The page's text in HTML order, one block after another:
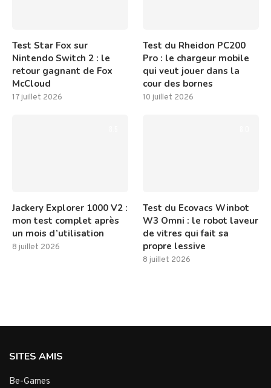
Test Star Fox sur
Nintendo Switch 2 : le
retour gagnant de Fox
McCloud
17 juillet 2026
Test du Rheidon PC200
Pro : le chargeur mobile
qui veut jouer dans la
cour des bornes
10 juillet 2026
Jackery Explorer 1000 V2 :
mon test complet après
un mois d’utilisation
8 juillet 2026
Test du Ecovacs Winbot
W3 Omni : le robot laveur
de vitres qui fait sa
propre lessive
8 juillet 2026
SITES AMIS
Be-Games